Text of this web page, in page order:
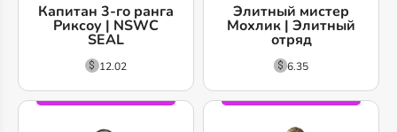
Капитан 3-го ранга
Риксоу | NSWC
SEAL
12.02
Элитный мистер
Мохлик | Элитный
отряд
6.35